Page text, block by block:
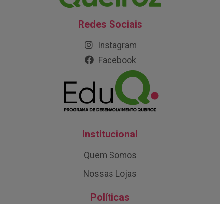
Redes Sociais
Instagram
Facebook
Institucional
Quem Somos
Nossas Lojas
Políticas